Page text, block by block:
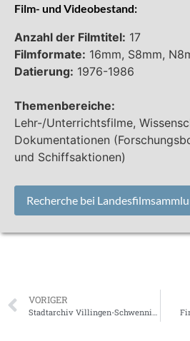
Film- und Videobestand:
Anzahl der Filmtitel: 17
Filmformate: 16mm, S8mm,
Datierung: 1976-1986
Themenbereiche:
Lehr-/Unterrichtsfilme,
Dokumentationen
und Schiffsaktionen)
Recherche bei
VORIGER
Stadtarchiv Villingen-Schwenningen